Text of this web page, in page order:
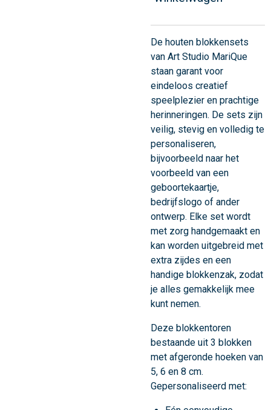
De houten blokkensets
van Art Studio MariQue
staan garant voor
eindeloos creatief
speelplezier en prachtige
herinneringen. De sets zijn
veilig, stevig en volledig te
personaliseren,
bijvoorbeeld naar het
voorbeeld van een
geboortekaartje,
bedrijfslogo of ander
ontwerp. Elke set wordt
met zorg handgemaakt en
kan worden uitgebreid met
extra zijdes en een
handige blokkenzak, zodat
je alles gemakkelijk mee
kunt nemen.
Deze blokkentoren
bestaande uit 3 blokken
met afgeronde hoeken van
5, 6 en 8 cm.
Gepersonaliseerd met: